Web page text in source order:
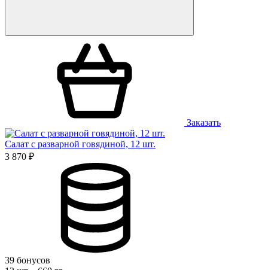
Заказать
Салат с разварной говядиной, 12 шт.
3 870 ₽
39 бонусов